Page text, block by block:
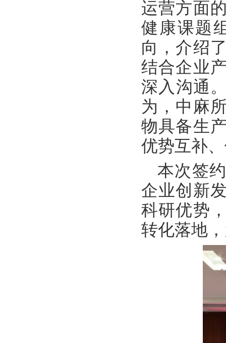
运营方面
健康课题
向，介绍
结合企业
深入沟通
为，中麻
物具备生
优势互补
本次签
企业创新
科研优势
转化落地